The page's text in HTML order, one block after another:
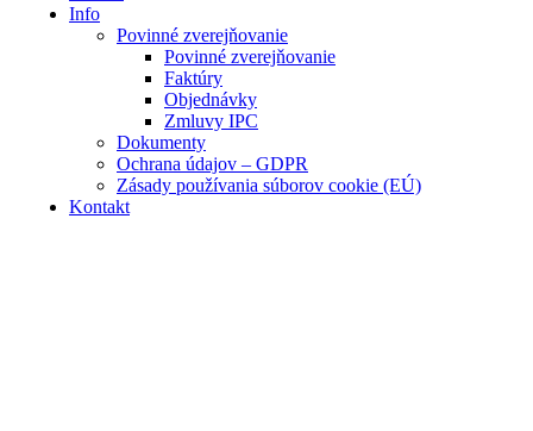
Info
Povinné zverejňovanie
Povinné zverejňovanie
Faktúry
Objednávky
Zmluvy IPC
Dokumenty
Ochrana údajov – GDPR
Zásady používania súborov cookie (EÚ)
Kontakt